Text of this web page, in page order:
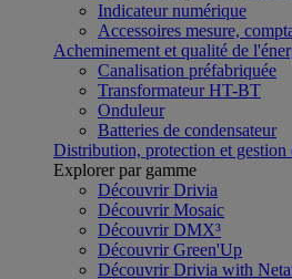
Indicateur numérique
Accessoires mesure,
Acheminement et qualité de
Canalisation préfabriquée
Transformateur HT-BT
Onduleur
Batteries de condensateur
Distribution, protection et gestion
Explorer par gamme
Découvrir Drivia
Découvrir Mosaic
Découvrir DMX³
Découvrir Green'Up
Découvrir Drivia with